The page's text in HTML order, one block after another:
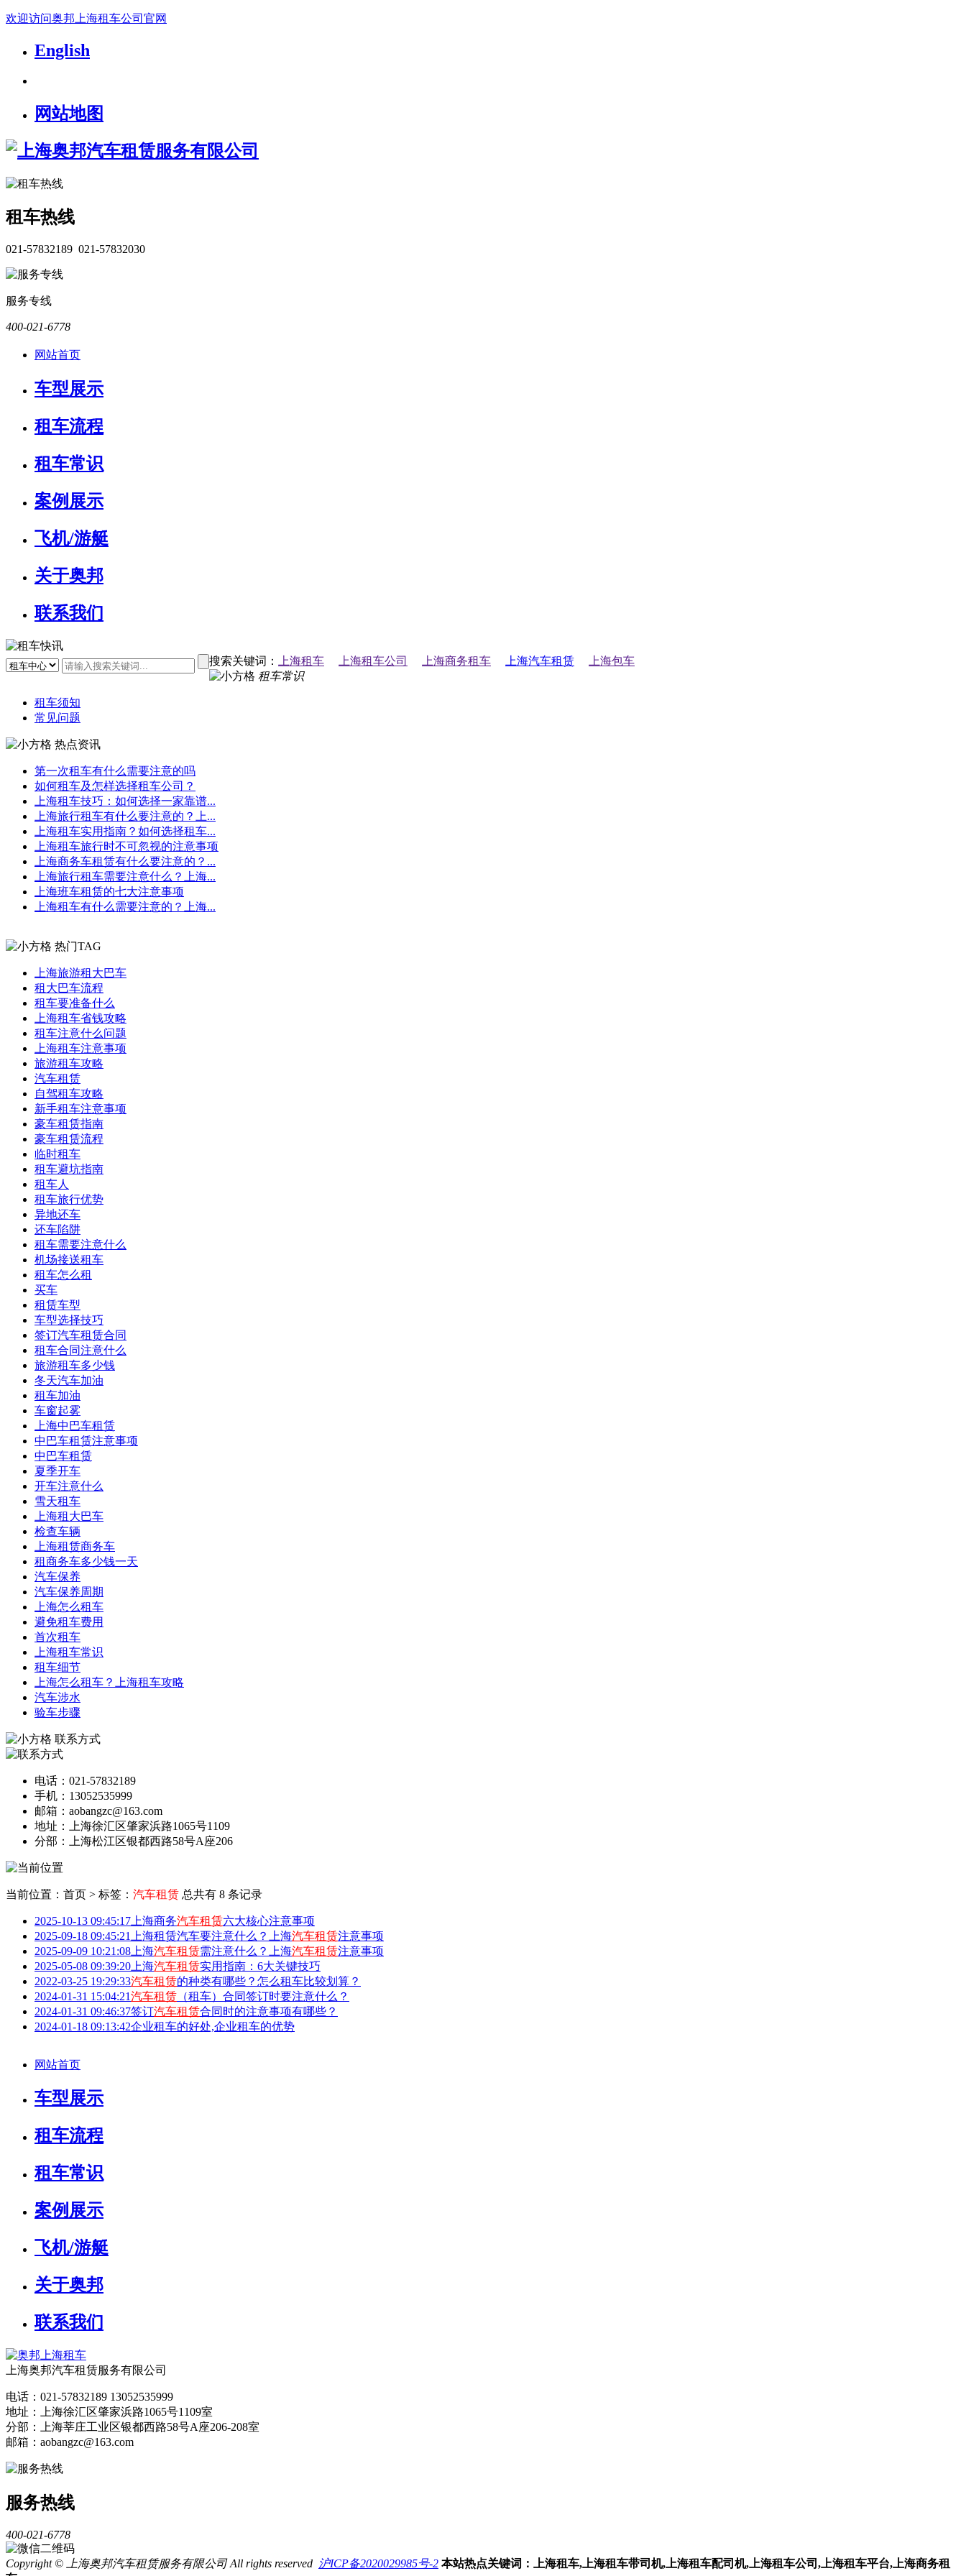
欢迎访问奥邦上海租车公司官网
English
网站地图
租车热线
021-57832189 021-57832030
服务专线
400-021-6778
网站首页
车型展示
租车流程
租车常识
案例展示
飞机/游艇
关于奥邦
联系我们
搜索关键词： 上海租车 上海租车公司 上海商务租车 上海汽车租赁
上海包车
租车常识
租车须知
常见问题
热点资讯
第一次租车有什么需要注意的吗
如何租车及怎样选择租车公司？
上海租车技巧：如何选择一家靠谱...
上海旅行租车有什么要注意的？上...
上海租车实用指南？如何选择租车...
上海租车旅行时不可忽视的注意事项
上海商务车租赁有什么要注意的？...
上海旅行租车需要注意什么？上海...
上海班车租赁的七大注意事项
上海租车有什么需要注意的？上海...
热门TAG
上海旅游租大巴车
租大巴车流程
租车要准备什么
上海租车省钱攻略
租车注意什么问题
上海租车注意事项
旅游租车攻略
汽车租赁
自驾租车攻略
新手租车注意事项
豪车租赁指南
豪车租赁流程
临时租车
租车避坑指南
租车人
租车旅行优势
异地还车
还车陷阱
租车需要注意什么
机场接送租车
租车怎么租
买车
租赁车型
车型选择技巧
签订汽车租赁合同
租车合同注意什么
旅游租车多少钱
冬天汽车加油
租车加油
车窗起雾
上海中巴车租赁
中巴车租赁注意事项
中巴车租赁
夏季开车
开车注意什么
雪天租车
上海租大巴车
检查车辆
上海租赁商务车
租商务车多少钱一天
汽车保养
汽车保养周期
上海怎么租车
避免租车费用
首次租车
上海租车常识
租车细节
上海怎么租车？上海租车攻略
汽车涉水
验车步骤
联系方式
电话：021-57832189
手机：13052535999
邮箱：aobangzc@163.com
地址：上海徐汇区肇家浜路1065号1109
分部：上海松江区银都西路58号A座206
当前位置：首页 > 标签： 汽车租赁 总共有 8 条记录
2025-10-13 09:45:17 上海商务汽车租赁六大核心注意事项
2025-09-18 09:45:21
上海租赁汽车要注意什么？上海汽车租赁注意事项
2025-09-09 10:21:08 上海汽车租赁需注意什么？上海汽车租赁注意事项
2025-05-08 09:39:20 上海汽车租赁实用指南：6大关键技巧
2022-03-25 19:29:33汽车租赁的种类有哪些？怎么租车比较划算？
2024-01-31 15:04:21汽车租赁 （租车）合同签订时要注意什么？
2024-01-31 09:46:37签订汽车租赁合同时的注意事项有哪些？
2024-01-18 09:13:42企业租车的好处,企业租车的优势
网站首页
车型展示
租车流程
租车常识
案例展示
飞机/游艇
关于奥邦
联系我们
上海奥邦汽车租赁服务有限公司
电话：021-57832189 13052535999
地址：上海徐汇区肇家浜路1065号1109室
分部：上海莘庄工业区银都西路58号A座206-208室
邮箱：aobangzc@163.com
服务热线
400-021-6778
Copyright © 上海奥邦汽车租赁服务有限公司 All rights reserved 沪ICP备2020029985号-2 本站热点关键词：上海租车,上海租车带司机,上海租车配司机,上海租车公司,上海租车平台,上海商务租